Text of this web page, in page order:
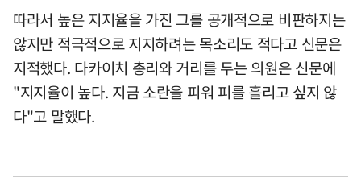
따라서 높은 지지율을 가진 그를 공개적으로 비판하지는
않지만 적극적으로 지지하려는 목소리도 적다고 신문은
지적했다. 다카이치 총리와 거리를 두는 의원은 신문에
"지지율이 높다. 지금 소란을 피워 피를 흘리고 싶지 않
다"고 말했다.